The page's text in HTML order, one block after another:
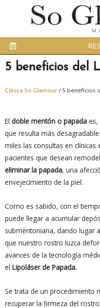
5 beneficios del
Clínica So Glamour / 5 beneficios
El doble mentón o papada es,
que resulta más
miles las consultas en
pacientes que desean
eliminar la papada, una
envejecimiento de la piel.
Como es sabido, con el
puede llegar a acumular
submentoniana, dando lugar
que nuestro rostro luzca
avances de la tecnología
el Lipoláser de Papada.
Se trata de un procedimiento
recuperar la firmeza del